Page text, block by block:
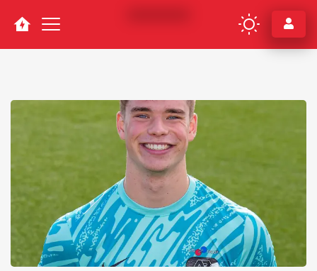
Navigation